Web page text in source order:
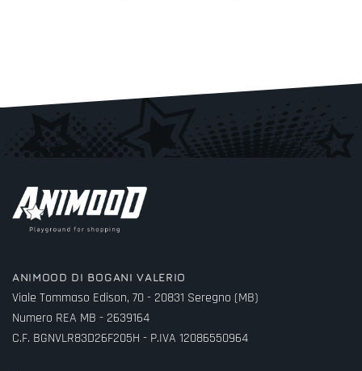
ANIMOOD DI BOGANI VALERIO
Viale Tommaso Edison, 70 - 20831 Seregno (MB)
Numero REA MB - 2639164
C.F. BGNVLR83D26F205H - P.IVA 12086550964